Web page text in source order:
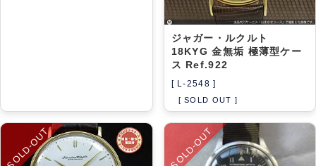
ジャガー・ルクルト
18KYG 金無垢 極薄型ケー
ス Ref.922
[ L-2548 ]
[ SOLD OUT ]
SOLD-OUT SOLD-OUT